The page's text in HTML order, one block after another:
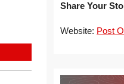
Share Your
Website: Post